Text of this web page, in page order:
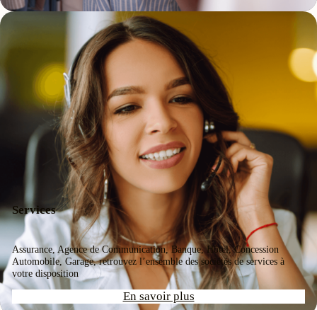
Services
Assurance, Agence de Communication, Banque, Hôtel, Concession
Automobile, Garage, retrouvez l’ensemble des sociétés de services à
votre disposition
En savoir plus